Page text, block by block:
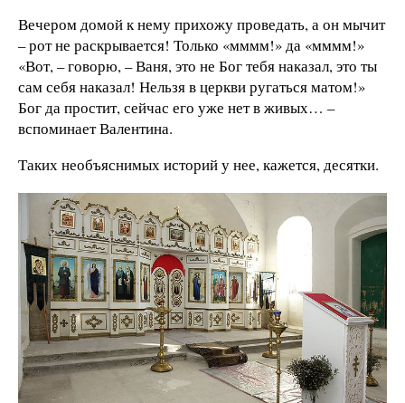
Вечером домой к нему прихожу проведать, а он мычит
– рот не раскрывается! Только «мммм!» да «мммм!»
«Вот, – говорю, – Ваня, это не Бог тебя наказал, это ты
сам себя наказал! Нельзя в церкви ругаться матом!»
Бог да простит, сейчас его уже нет в живых… –
вспоминает Валентина.
Таких необъяснимых историй у нее, кажется, десятки.